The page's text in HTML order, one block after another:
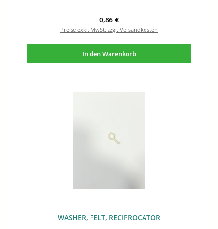
Regulärer Preis:
0,86 €
Preise exkl. MwSt. zzgl. Versandkosten
In den Warenkorb
WASHER, FELT, RECIPROCATOR